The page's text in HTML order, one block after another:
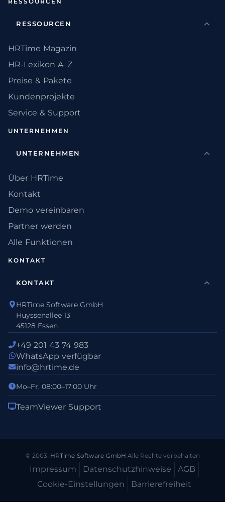
RESSOURCEN
HRTime Magazin
HR-Lexikon A–Z
Preise & Pakete
Kundenprojekte
Service & Support
UNTERNEHMEN
UNTERNEHMEN
Über HRTime
Kontakt
Demo vereinbaren
Partner werden
Alle Funktionen
KONTAKT
KONTAKT
HRTime Software GmbH
Huyssenallee 13
45128 Essen
+49 201 43 74 983
WhatsApp verfügbar
info@hrtime.de
Mo–Fr, 08:00–17:00 Uhr
TeamViewer Support
© 2003–HRTime Software GmbH·Alle Rechte vorbehalten
Impressum Datenschutz­hinweise
AGB
Cookie-Einstellungen
Barrierefreiheit